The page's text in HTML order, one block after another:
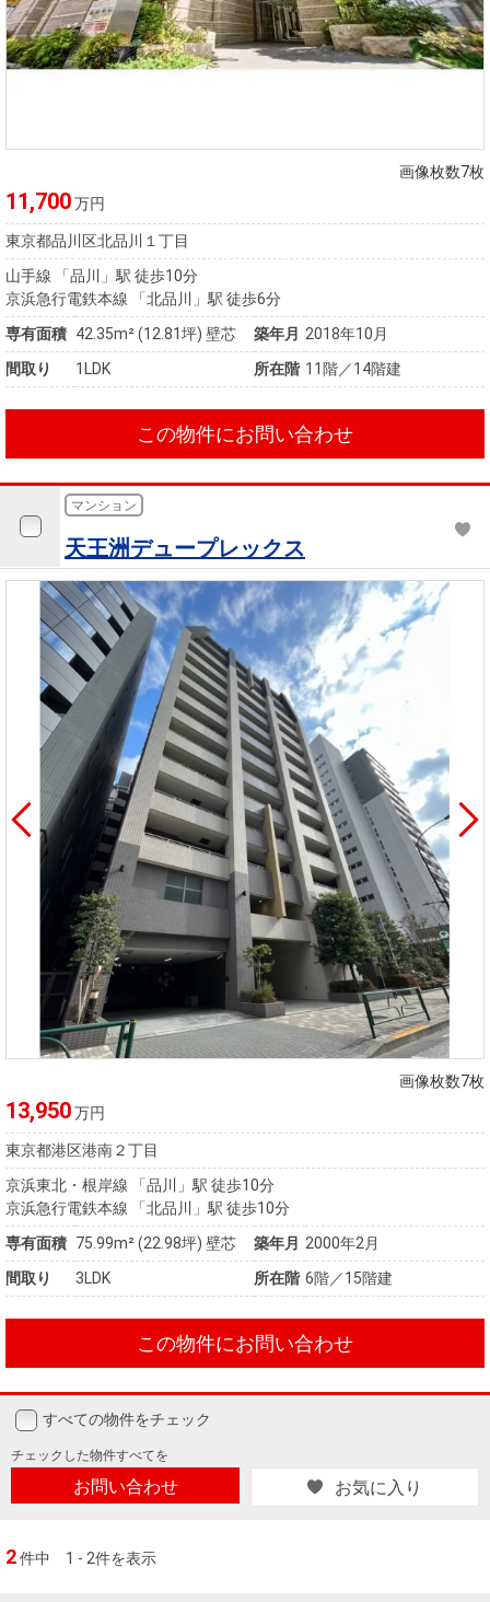
サービス
ンシミュ
レーショ
ラス（お
役立ちコ
税金の本
（電子ブ
ック）
住まいと
暮らしの
税金の本
売却ガイ
ド
画像枚数7枚
11,700万円
東京都品川区北品川１丁目
山手線 「品川」駅 徒歩10分
京浜急行電鉄本線 「北品川」駅 徒歩6分
専有面積 42.35m²(12.81坪) 壁芯 築年月 2018年10月
間取り
1LDK 所在階 11階／14階建
この物件にお問い合わせ
マンション
天王洲デュープレックス
画像枚数7枚
13,950万円
東京都港区港南２丁目
京浜東北・根岸線 「品川」駅 徒歩10分
京浜急行電鉄本線 「北品川」駅 徒歩10分
専有面積 75.99m²(22.98坪) 壁芯 築年月 2000年2月
間取り
3LDK 所在階 6階／15階建
この物件にお問い合わせ
すべての物件をチェック
チェックした物件すべてを
お問い合わせ お気に入り
2件中 1 - 2件を表示